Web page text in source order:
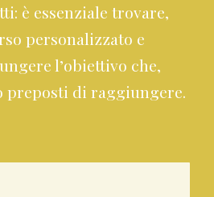
è essenziale trovare,
personalizzato e
l’obiettivo che,
preposti di raggiungere.